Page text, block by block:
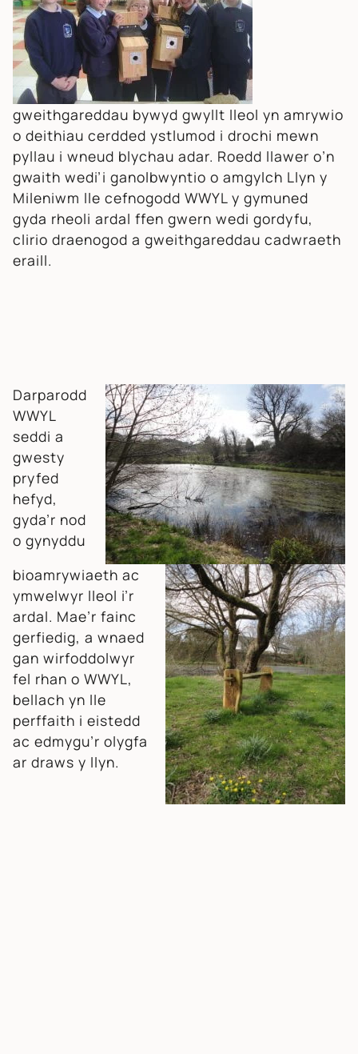
gweithgareddau bywyd gwyllt lleol yn amrywio
o deithiau cerdded ystlumod i drochi mewn
pyllau i wneud blychau adar. Roedd llawer o’n
gwaith wedi’i ganolbwyntio o amgylch Llyn y
Mileniwm lle cefnogodd WWYL y gymuned
gyda rheoli ardal ffen gwern wedi gordyfu,
clirio draenogod a gweithgareddau cadwraeth
eraill.
Darparodd
WWYL
seddi a
gwesty
pryfed
hefyd,
gyda’r nod
o gynyddu
bioamrywiaeth ac
ymwelwyr lleol i’r
ardal. Mae’r fainc
gerfiedig, a wnaed
gan wirfoddolwyr
fel rhan o WWYL,
bellach yn lle
perffaith i eistedd
ac edmygu’r olygfa
ar draws y llyn.